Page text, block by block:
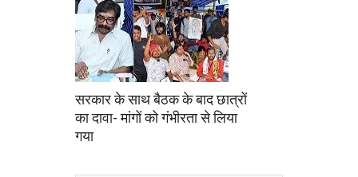
सरकार के साथ बैठक के बाद छात्रों
का दावा- मांगों को गंभीरता से लिया
गया